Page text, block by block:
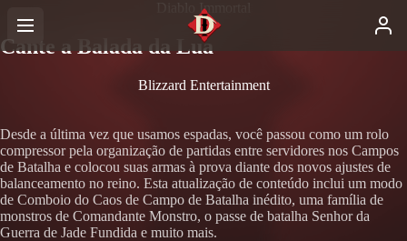
Diablo Immortal
Cante a Balada da Lua
Blizzard Entertainment
Desde a última vez que usamos espadas, você passou como um rolo
compressor pela organização de partidas entre servidores nos Campos
de Batalha e colocou suas armas à prova diante dos novos ajustes de
balanceamento no reino. Esta atualização de conteúdo inclui um modo
de Comboio do Caos de Campo de Batalha inédito, uma família de
monstros de Comandante Monstro, o passe de batalha Senhor da
Guerra de Jade Fundida e muito mais.